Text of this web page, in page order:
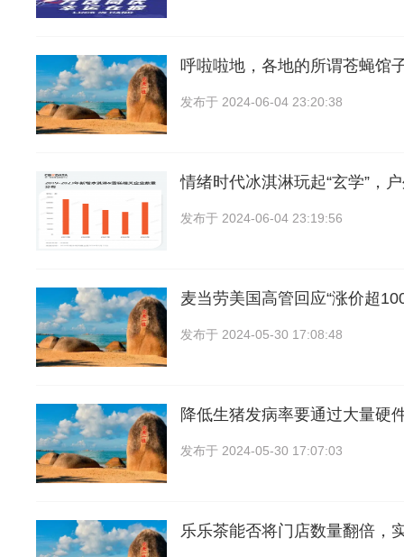
呼啦啦地，各地的所谓苍蝇馆
发布于 2024-06-04 23:20:38
情绪时代冰淇淋玩起“玄学”，
发布于 2024-06-04 23:19:56
麦当劳美国高管回应“涨价超
发布于 2024-05-30 17:08:48
降低生猪发病率要通过大量硬
发布于 2024-05-30 17:07:03
乐乐茶能否将门店数量翻倍，